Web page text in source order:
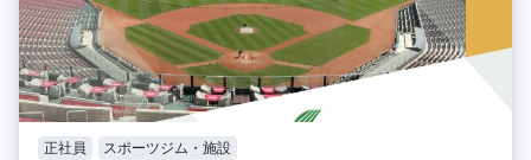
正社員 スポーツジム・施設